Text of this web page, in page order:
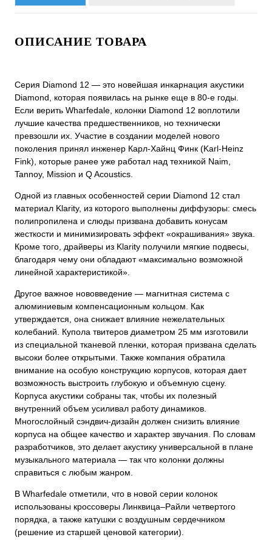
ОПИСАНИЕ ТОВАРА
Серия Diamond 12 — это новейшая инкарнация акустики
Diamond, которая появилась на рынке еще в 80-е годы.
Если верить Wharfedale, колонки Diamond 12 воплотили
лучшие качества предшественников, но технически
превзошли их. Участие в создании моделей нового
поколения принял инженер Карл-Хайнц Финк (Karl-Heinz
Fink), которые ранее уже работал над техникой Naim,
Tannoy, Mission и Q Acoustics.
Одной из главных особенностей серии Diamond 12 стал
материал Klarity, из которого выполнены диффузоры: смесь
полипропилена и слюды призвана добавить конусам
жесткости и минимизировать эффект «окрашивания» звука.
Кроме того, драйверы из Klarity получили мягкие подвесы,
благодаря чему они обладают «максимально возможной
линейной характеристикой».
Другое важное нововведение — магнитная система с
алюминиевым компенсационным кольцом. Как
утверждается, она снижает влияние нежелательных
колебаний. Купола твитеров диаметром 25 мм изготовили
из специальной тканевой пленки, которая призвана сделать
высоки более открытыми. Также компания обратила
внимание на особую конструкцию корпусов, которая дает
возможность выстроить глубокую и объемную сцену.
Корпуса акустики собраны так, чтобы их полезный
внутренний объем усиливал работу динамиков.
Многослойный сэндвич-дизайн должен снизить влияние
корпуса на общее качество и характер звучания. По словам
разработчиков, это делает акустику универсальной в плане
музыкального материала — так что колонки должны
справиться с любым жанром.
В Wharfedale отметили, что в новой серии колонок
использованы кроссоверы Линквица–Райли четвертого
порядка, а также катушки с воздушным сердечником
(решение из старшей ценовой категории).